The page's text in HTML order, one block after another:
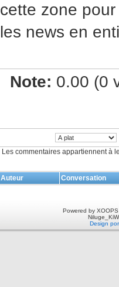
cette zone
les news en
Note: 0.00 (0
Les commentaires appartiennent à
Auteur Conversation
Powered by
Design